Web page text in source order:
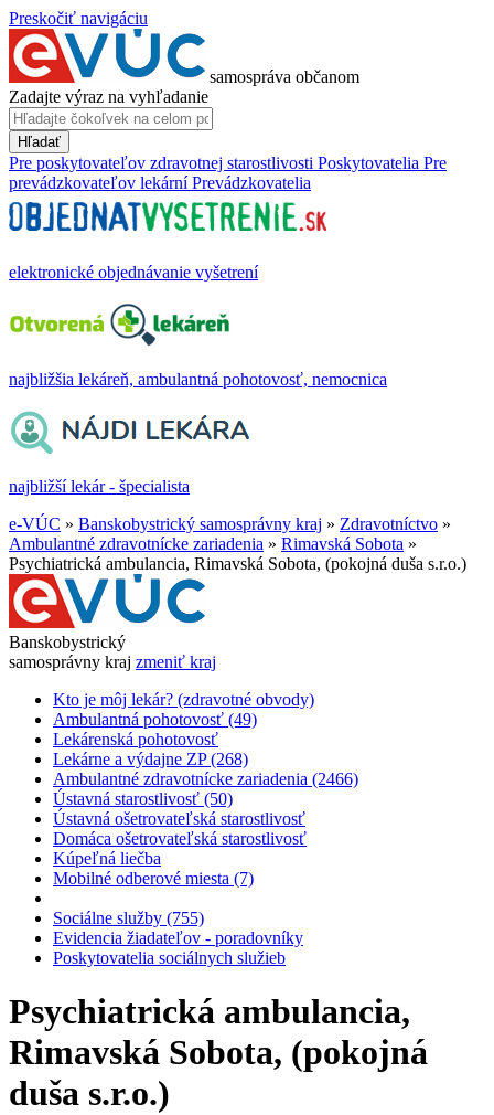
Preskočiť navigáciu
samospráva občanom
Zadajte výraz na vyhľadanie
Hľadať
Pre poskytovateľov zdravotnej starostlivosti Poskytovatelia Pre
prevádzkovateľov lekární Prevádzkovatelia
elektronické objednávanie vyšetrení
najbližšia lekáreň, ambulantná pohotovosť, nemocnica
najbližší lekár - špecialista
e-VÚC » Banskobystrický samosprávny kraj » Zdravotníctvo »
Ambulantné zdravotnícke zariadenia » Rimavská Sobota »
Psychiatrická ambulancia, Rimavská Sobota, (pokojná duša s.r.o.)
Banskobystrický
samosprávny kraj zmeniť kraj
Kto je môj lekár? (zdravotné obvody)
Ambulantná pohotovosť (49)
Lekárenská pohotovosť
Lekárne a výdajne ZP (268)
Ambulantné zdravotnícke zariadenia (2466)
Ústavná starostlivosť (50)
Ústavná ošetrovateľská starostlivosť
Domáca ošetrovateľská starostlivosť
Kúpeľná liečba
Mobilné odberové miesta (7)
Sociálne služby (755)
Evidencia žiadateľov - poradovníky
Poskytovatelia sociálnych služieb
Psychiatrická ambulancia,
Rimavská Sobota, (pokojná
duša s.r.o.)